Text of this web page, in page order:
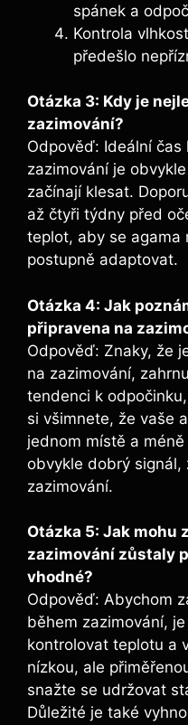
spánek a
Kontrola
předešlo
Otázka 3: Kdy je
zazimování?
Odpověď: Ideální čas
zazimování je
začínají klesat.
až čtyři týdny před
teplot, aby se agama
postupně adaptovat.
Otázka 4: Jak
připravena na
Odpověď: Znaky, že
na zazimování,
tendenci k
si všimnete, že vaše
jednom místě a
obvykle dobrý signál,
zazimování.
Otázka 5: Jak mohu
zazimování zůstaly
vhodné?
Odpověď: Abychom
během zazimování,
kontrolovat teplotu a
nízkou, ale
snažte se udržovat
Důležité je také